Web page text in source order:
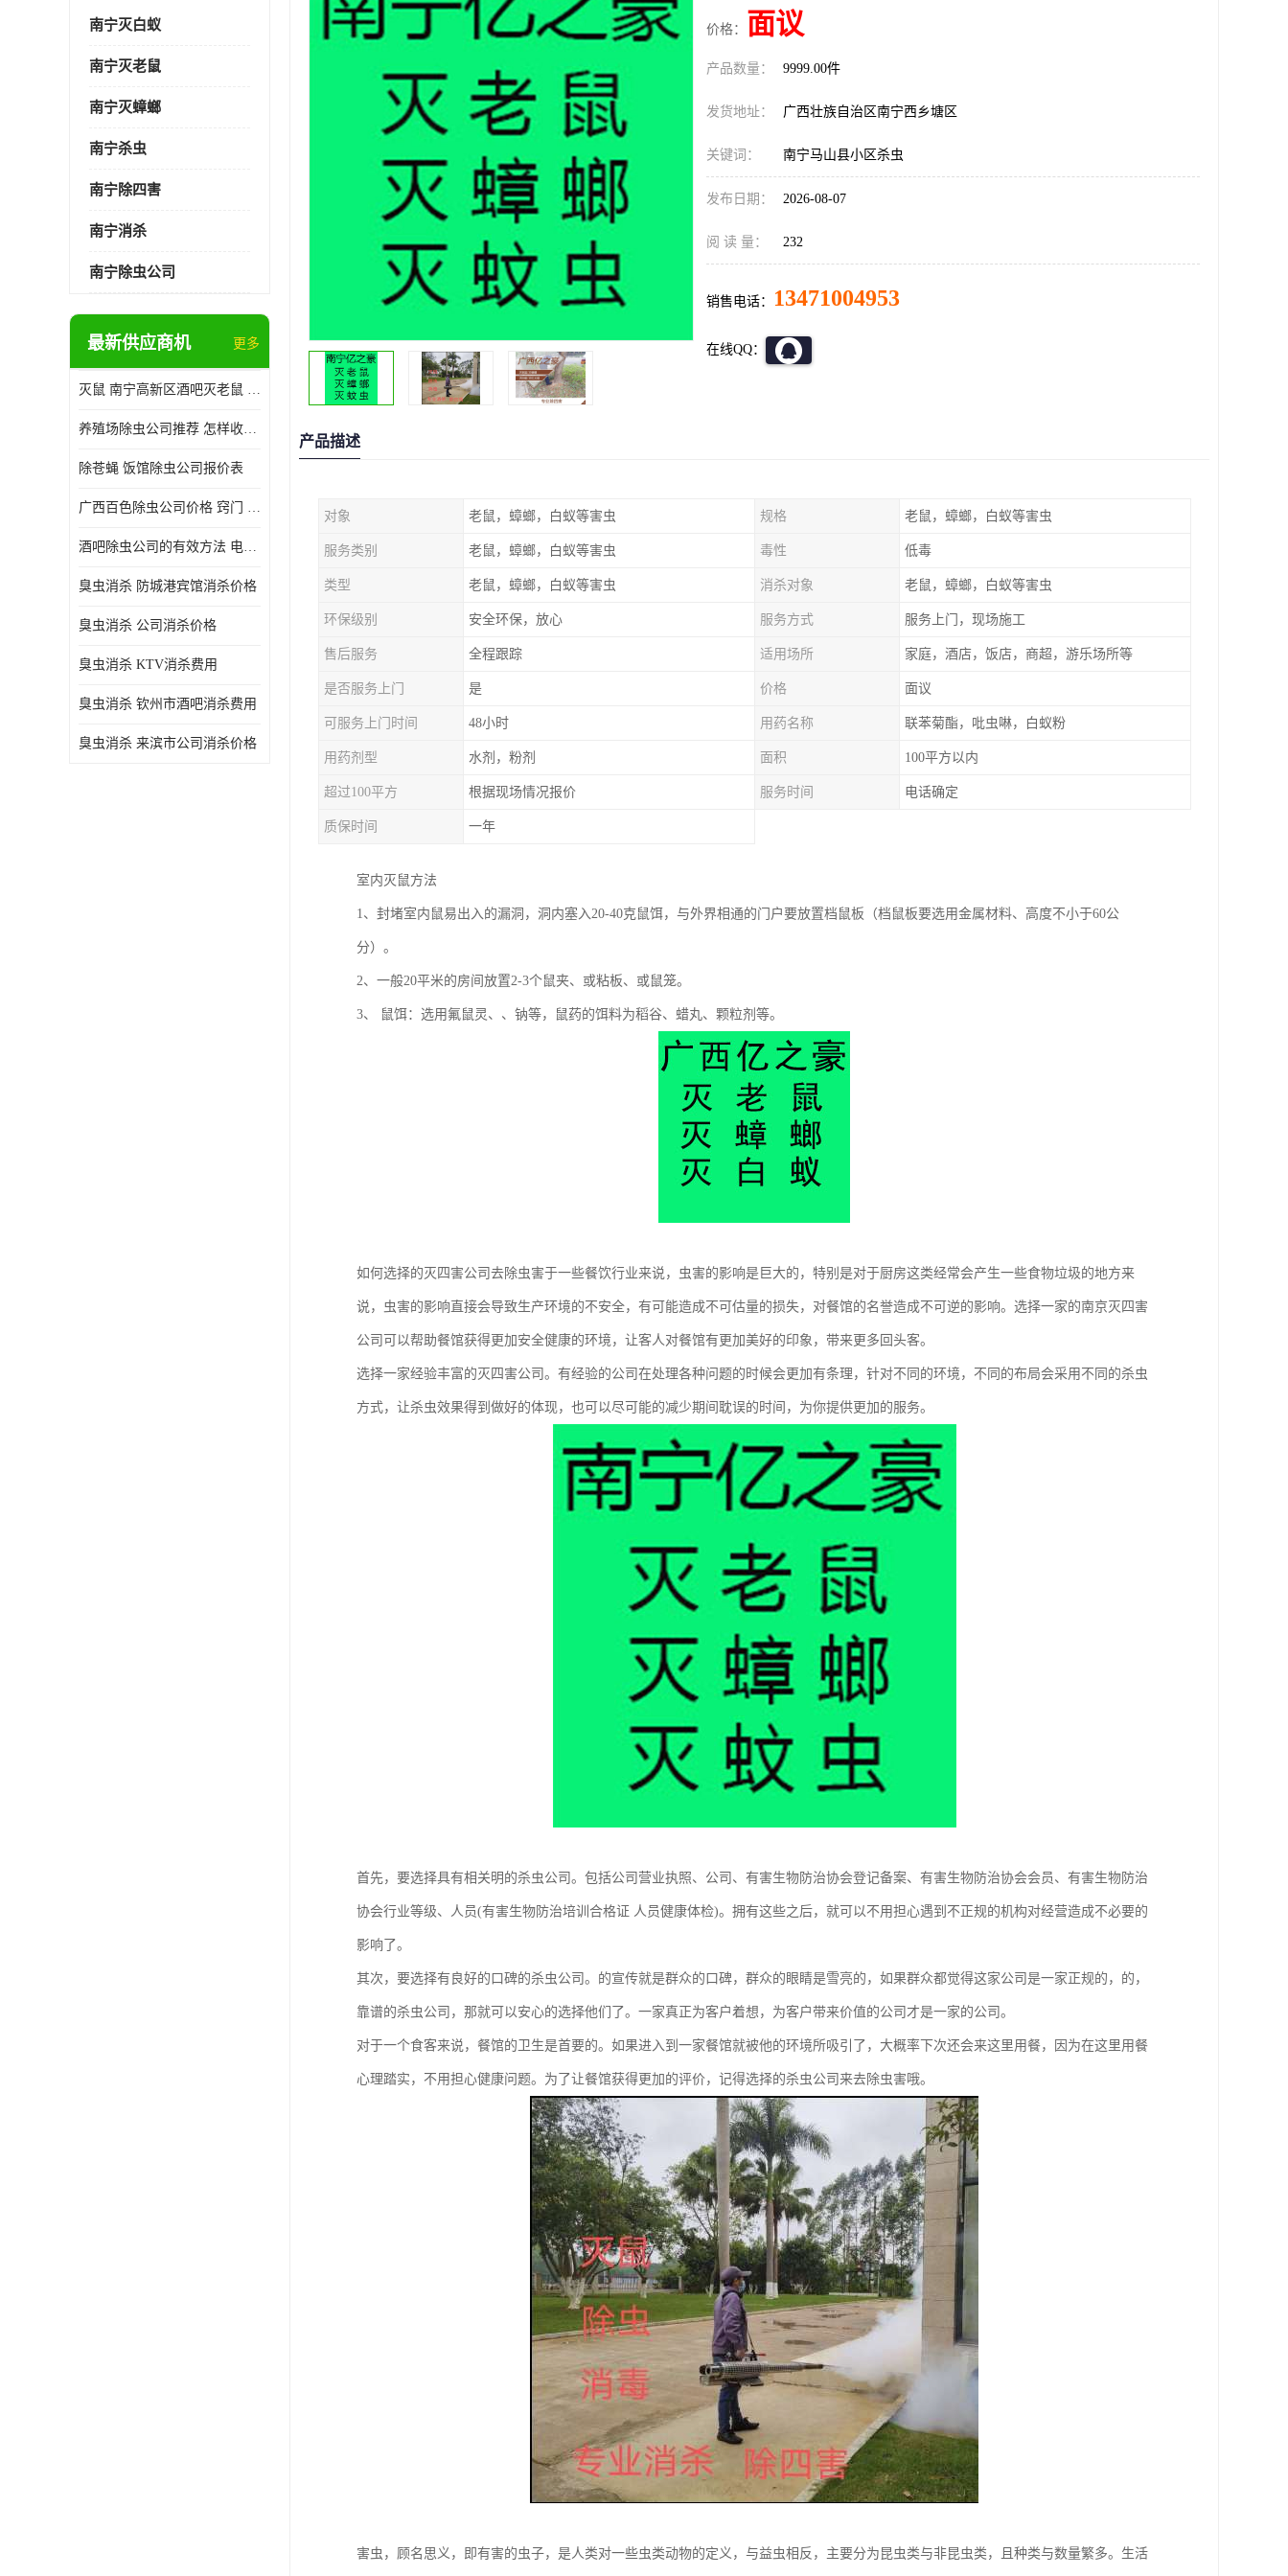
南宁灭白蚁
南宁灭老鼠
南宁灭蟑螂
南宁杀虫
南宁除四害
南宁消杀
南宁除虫公司
最新供应商机 更多
灭鼠 南宁高新区酒吧灭老鼠 诚信经营
养殖场除虫公司推荐 怎样收费 除苍蝇
除苍蝇 饭馆除虫公司报价表
广西百色除虫公司价格 窍门 除蟑螂
酒吧除虫公司的有效方法 电话 除螨虫
臭虫消杀 防城港宾馆消杀价格
臭虫消杀 公司消杀价格
臭虫消杀 KTV消杀费用
臭虫消杀 钦州市酒吧消杀费用
臭虫消杀 来滨市公司消杀价格
价格： 面议
产品数量： 9999.00件
发货地址： 广西壮族自治区南宁西乡塘区
关键词： 南宁马山县小区杀虫
发布日期： 2026-08-07
阅 读 量： 232
销售电话： 13471004953
在线QQ：
产品描述
对象 老鼠，蟑螂，白蚁等害虫 规格 老鼠，蟑螂，白蚁等害虫
服务类别 老鼠，蟑螂，白蚁等害虫 毒性 低毒
类型 老鼠，蟑螂，白蚁等害虫 消杀对象 老鼠，蟑螂，白蚁等害虫
环保级别 安全环保，放心 服务方式 服务上门，现场施工
售后服务 全程跟踪 适用场所 家庭，酒店，饭店，商超，游乐场所等
是否服务上门 是 价格 面议
可服务上门时间 48小时 用药名称 联苯菊酯，吡虫啉，白蚁粉
用药剂型 水剂，粉剂 面积 100平方以内
超过100平方 根据现场情况报价 服务时间 电话确定
质保时间 一年
室内灭鼠方法
1、封堵室内鼠易出入的漏洞，洞内塞入20-40克鼠饵，与外界相通的门户要放置档鼠板（档鼠板要选用金属材料、高度不小于60公
分）。
2、一般20平米的房间放置2-3个鼠夹、或粘板、或鼠笼。
3、 鼠饵：选用氟鼠灵、、钠等，鼠药的饵料为稻谷、蜡丸、颗粒剂等。
如何选择的灭四害公司去除虫害于一些餐饮行业来说，虫害的影响是巨大的，特别是对于厨房这类经常会产生一些食物垃圾的地方来
说，虫害的影响直接会导致生产环境的不安全，有可能造成不可估量的损失，对餐馆的名誉造成不可逆的影响。选择一家的南京灭四害
公司可以帮助餐馆获得更加安全健康的环境，让客人对餐馆有更加美好的印象，带来更多回头客。
选择一家经验丰富的灭四害公司。有经验的公司在处理各种问题的时候会更加有条理，针对不同的环境，不同的布局会采用不同的杀虫
方式，让杀虫效果得到做好的体现，也可以尽可能的减少期间耽误的时间，为你提供更加的服务。
首先，要选择具有相关明的杀虫公司。包括公司营业执照、公司、有害生物防治协会登记备案、有害生物防治协会会员、有害生物防治
协会行业等级、人员(有害生物防治培训合格证 人员健康体检)。拥有这些之后，就可以不用担心遇到不正规的机构对经营造成不必要的
影响了。
其次，要选择有良好的口碑的杀虫公司。的宣传就是群众的口碑，群众的眼睛是雪亮的，如果群众都觉得这家公司是一家正规的，的，
靠谱的杀虫公司，那就可以安心的选择他们了。一家真正为客户着想，为客户带来价值的公司才是一家的公司。
对于一个食客来说，餐馆的卫生是首要的。如果进入到一家餐馆就被他的环境所吸引了，大概率下次还会来这里用餐，因为在这里用餐
心理踏实，不用担心健康问题。为了让餐馆获得更加的评价，记得选择的杀虫公司来去除虫害哦。
害虫，顾名思义，即有害的虫子，是人类对一些虫类动物的定义，与益虫相反，主要分为昆虫类与非昆虫类，且种类与数量繁多。生活